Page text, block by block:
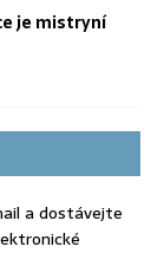
je mistryní
a dostávejte